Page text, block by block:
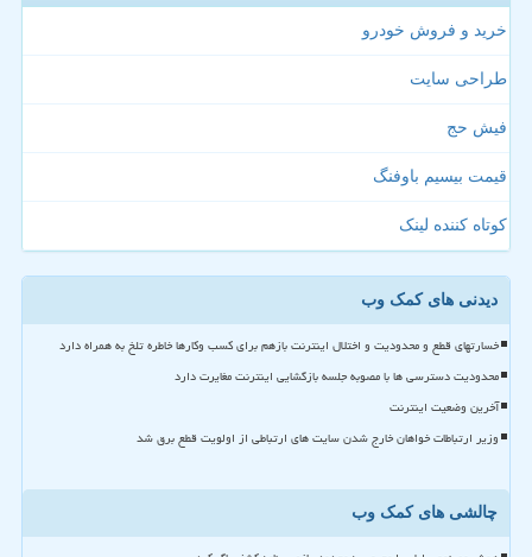
خرید و فروش خودرو
طراحی سایت
فیش حج
قیمت بیسیم باوفنگ
کوتاه کننده لینک
دیدنی های کمک وب
خسارتهای قطع و محدودیت و اختلال اینترنت بازهم برای کسب وکارها خاطره تلخ به همراه دارد
محدودیت دسترسی ها با مصوبه جلسه بازگشایی اینترنت مغایرت دارد
آخرین وضعیت اینترنت
وزیر ارتباطات خواهان خارج شدن سایت های ارتباطی از اولویت قطع برق شد
چالشی های کمک وب